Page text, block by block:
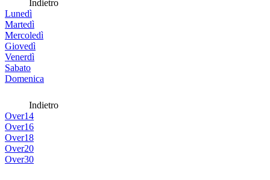
Indietro
Lunedì
Martedì
Mercoledì
Giovedì
Venerdì
Sabato
Domenica
Indietro
Over14
Over16
Over18
Over20
Over30